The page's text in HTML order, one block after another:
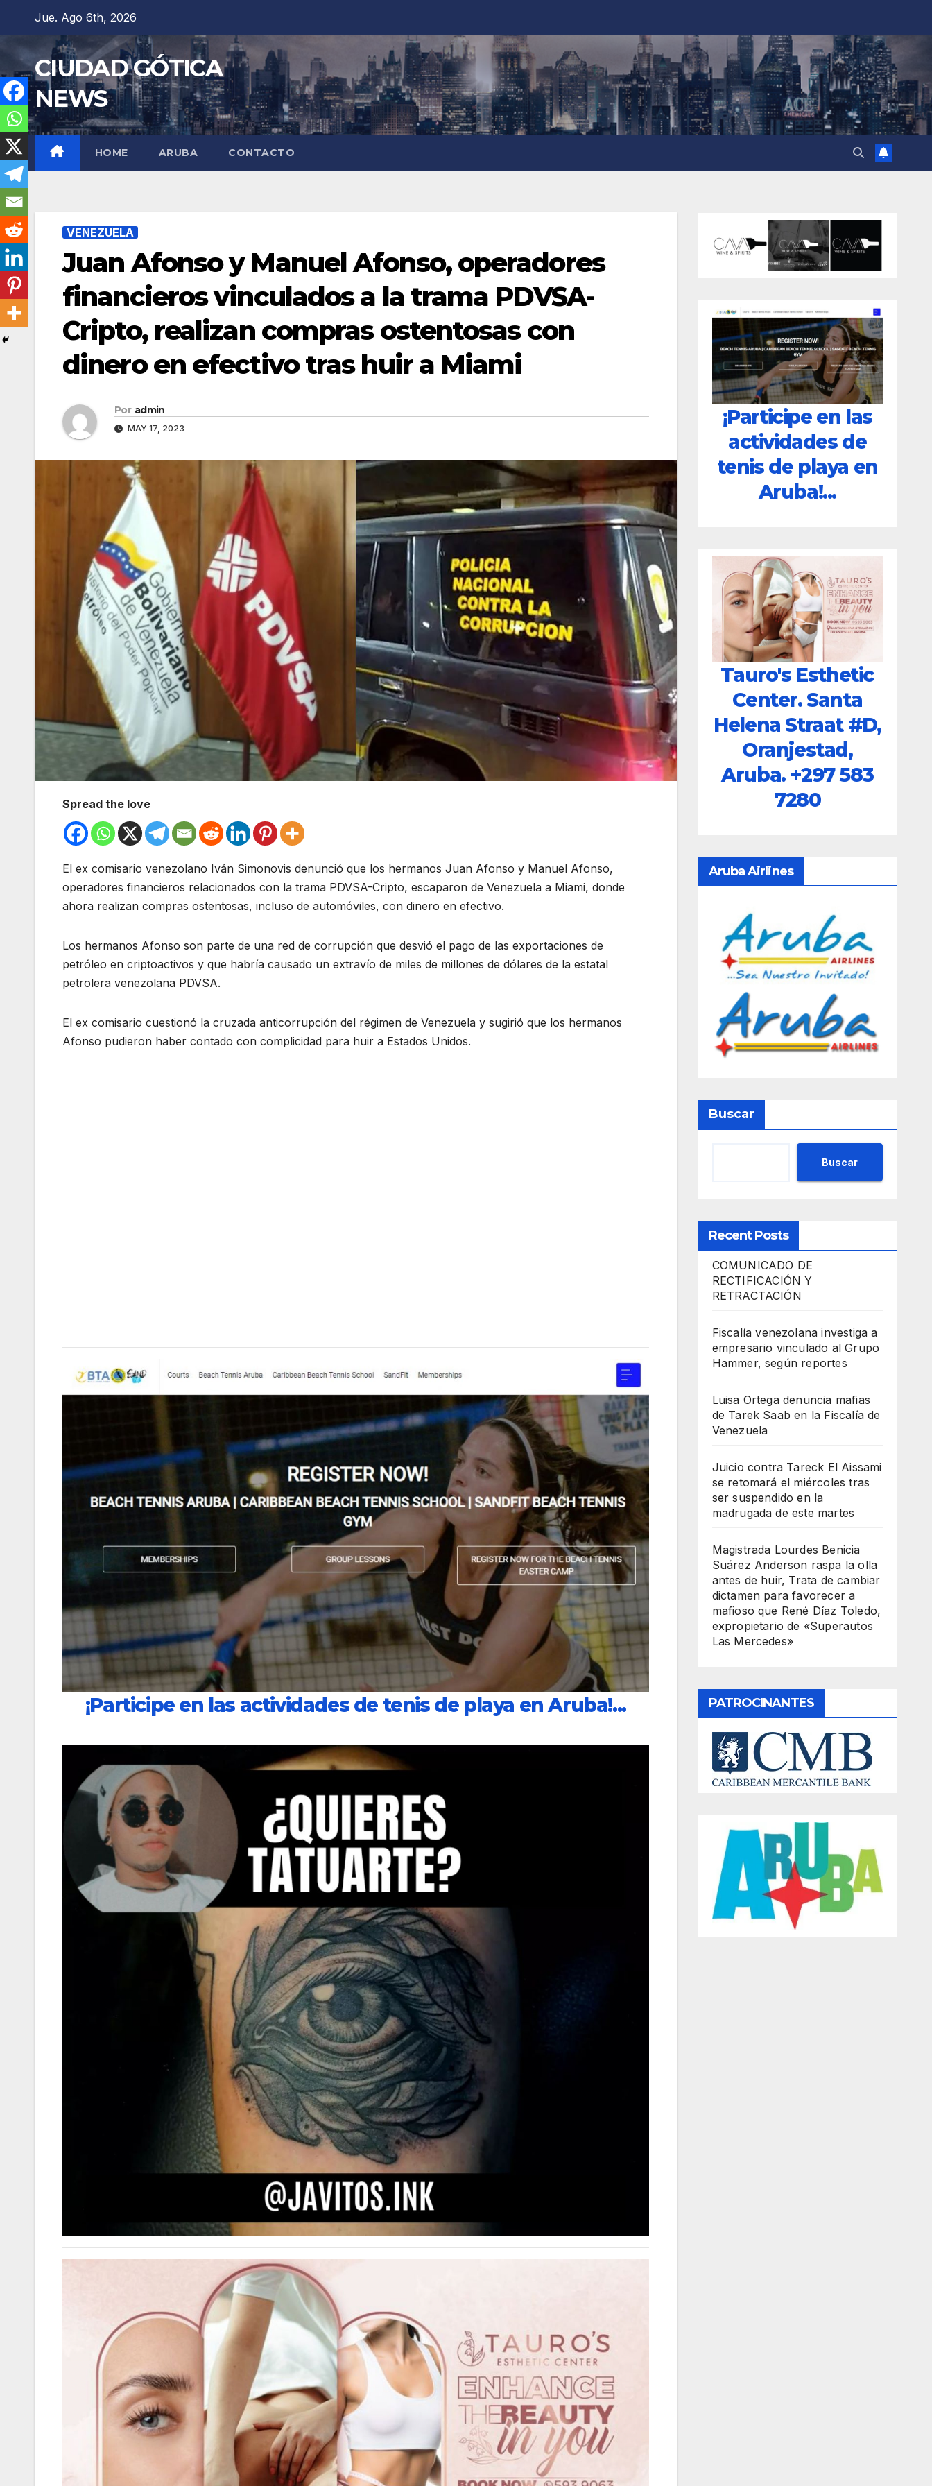
contenido
Jue. Ago 6th, 2026
CIUDAD GÓTICA
NEWS
HOME ARUBA CONTACTO
VENEZUELA
Juan Afonso y Manuel Afonso, operadores
financieros vinculados a la trama PDVSA-
Cripto, realizan compras ostentosas con
dinero en efectivo tras huir a Miami
Por admin
MAY 17, 2023
Spread the love
El ex comisario venezolano Iván Simonovis denunció que los hermanos Juan Afonso y Manuel Afonso,
operadores financieros relacionados con la trama PDVSA-Cripto, escaparon de Venezuela a Miami, donde
ahora realizan compras ostentosas, incluso de automóviles, con dinero en efectivo.
Los hermanos Afonso son parte de una red de corrupción que desvió el pago de las exportaciones de
petróleo en criptoactivos y que habría causado un extravío de miles de millones de dólares de la estatal
petrolera venezolana PDVSA.
El ex comisario cuestionó la cruzada anticorrupción del régimen de Venezuela y sugirió que los hermanos
Afonso pudieron haber contado con complicidad para huir a Estados Unidos.
¡Participe en las actividades de tenis de playa en Aruba!...
¡Participe en las
actividades de
tenis de playa en
Aruba!...
Tauro's Esthetic
Center. Santa
Helena Straat #D,
Oranjestad,
Aruba. +297 583
7280
Aruba Airlines
Buscar
Buscar
Recent Posts
COMUNICADO DE
RECTIFICACIÓN Y
RETRACTACIÓN
Fiscalía venezolana investiga a
empresario vinculado al Grupo
Hammer, según reportes
Luisa Ortega denuncia mafias
de Tarek Saab en la Fiscalía de
Venezuela
Juicio contra Tareck El Aissami
se retomará el miércoles tras
ser suspendido en la
madrugada de este martes
Magistrada Lourdes Benicia
Suárez Anderson raspa la olla
antes de huir, Trata de cambiar
dictamen para favorecer a
mafioso que René Díaz Toledo,
expropietario de «Superautos
Las Mercedes»
PATROCINANTES